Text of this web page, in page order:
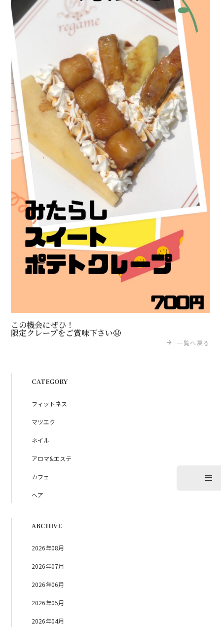
この機会にぜひ！
限定クレープをご賞味下さい🤤
一覧へ戻る
CATEGORY
フィットネス
マツエク
ネイル
アロマ&エステ
カフェ
ヘア
ARCHIVE
2026年08月
2026年07月
2026年06月
2026年05月
2026年04月